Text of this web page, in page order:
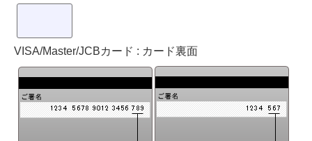
（１） 利用申込者が実在しない場合又はそのおそれがあ
記入漏れがある場合並びにそのおそれがある場合
（３） 第４条第２項の条件を備えていない場合又はその
（４） 利用申込者が成年被後見人の場合
（５） 利用申込者が被保佐人又は被補助人の場合で、当
社所定の様式により保佐人又は補助人の同意を得ていない
VISA/Master/JCBカード : カード裏面